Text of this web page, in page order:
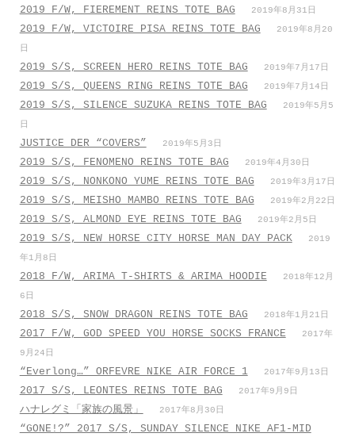
2019 F/W, FIEREMENT REINS TOTE BAG 2019年8月31日
2019 F/W, VICTOIRE PISA REINS TOTE BAG
2019年8月20
日
2019 S/S, SCREEN HERO REINS TOTE BAG 2019年7月17日
2019 S/S, QUEENS RING REINS TOTE BAG 2019年7月14日
2019 S/S, SILENCE SUZUKA REINS TOTE BAG
2019年5月5
日
JUSTICE DER “COVERS” 2019年5月3日
2019 S/S, FENOMENO REINS TOTE BAG 2019年4月30日
2019 S/S, NONKONO YUME REINS TOTE BAG 2019年3月17日
2019 S/S, MEISHO MAMBO REINS TOTE BAG 2019年2月22日
2019 S/S, ALMOND EYE REINS TOTE BAG 2019年2月5日
2019 S/S, NEW HORSE CITY HORSE MAN DAY PACK
2019
年1月8日
2018 F/W, ARIMA T-SHIRTS & ARIMA HOODIE
2018年12月
6日
2018 S/S, SNOW DRAGON REINS TOTE BAG 2018年1月21日
2017 F/W, GOD SPEED YOU HORSE SOCKS FRANCE
2017年
9月24日
“Everlong…” ORFEVRE NIKE AIR FORCE 1 2017年9月13日
2017 S/S, LEONTES REINS TOTE BAG 2017年9月9日
ハナレグミ「家族の風景」 2017年8月30日
“GONE!?” 2017 S/S, SUNDAY SILENCE NIKE AF1-MID